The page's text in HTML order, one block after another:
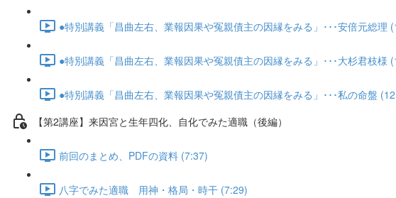
●特別講義「昌曲左右、業報因果や冤親債主の因縁をみる」･･･安倍元総理
●特別講義「昌曲左右、業報因果や冤親債主の因縁をみる」･･･大杉君枝様
●特別講義「昌曲左右、業報因果や冤親債主の因縁をみる」･･･私の命盤
【第2講座】来因宮と生年四化、自化でみた適職（後編）
前回のまとめ、PDFの資料 (7:37)
八字でみた適職 用神・格局・時干 (7:29)